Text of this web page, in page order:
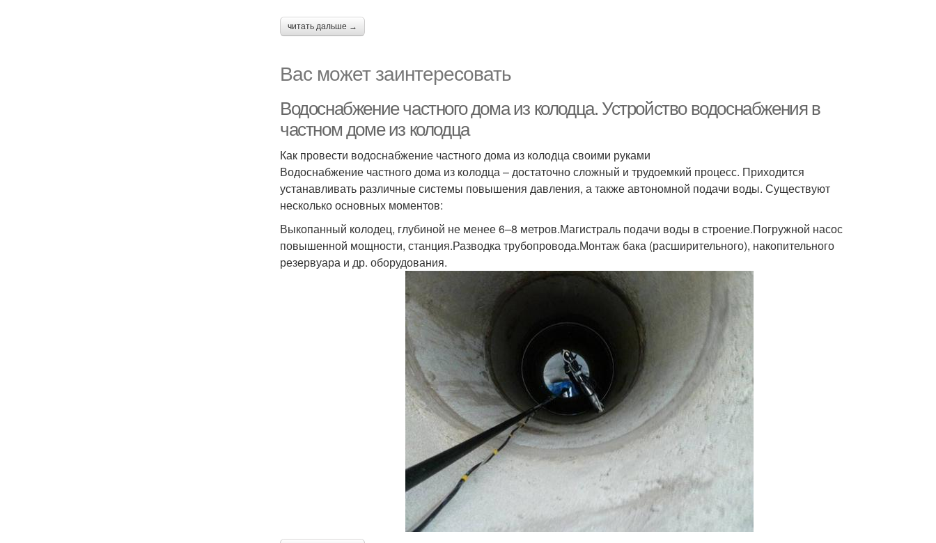
читать дальше →
Вас может заинтересовать
Водоснабжение частного дома из колодца. Устройство водоснабжения в
частном доме из колодца
Как провести водоснабжение частного дома из колодца своими руками
Водоснабжение частного дома из колодца – достаточно сложный и трудоемкий процесс. Приходится
устанавливать различные системы повышения давления, а также автономной подачи воды. Существуют
несколько основных моментов:
Выкопанный колодец, глубиной не менее 6–8 метров.Магистраль подачи воды в строение.Погружной насос
повышенной мощности, станция.Разводка трубопровода.Монтаж бака (расширительного), накопительного
резервуара и др. оборудования.